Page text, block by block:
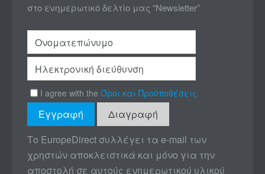
στο ενημερωτικό δελτίο μας “Newsletter”
I agree with the Όροι και Προϋποθέσεις
Το EuropeDirect συλλέγει τα e-mail των
χρηστών αποκλειστικά και μόνο για την
αποστολή σε αυτούς ενημερωτικού υλικού